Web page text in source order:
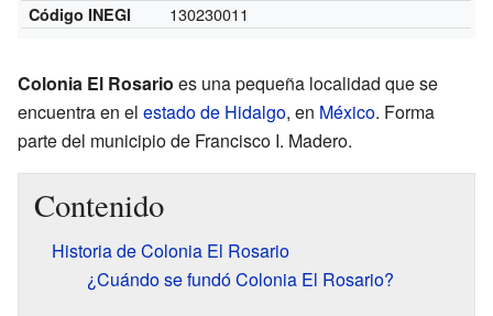
Código INEGI 130230011
Colonia El Rosario es una pequeña localidad que se
encuentra en el estado de Hidalgo, en México. Forma
parte del municipio de Francisco I. Madero.
Contenido
Historia de Colonia El Rosario
¿Cuándo se fundó Colonia El Rosario?